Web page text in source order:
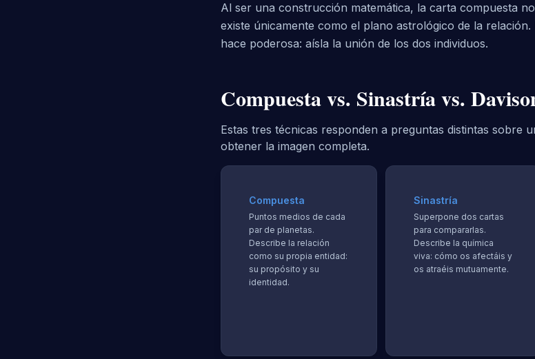
Al ser una construcción matemática, la carta compuesta
existe únicamente como el plano astrológico de la
hace poderosa: aísla la unión de los dos individuos.
Compuesta vs. Sinastría vs.
Estas tres técnicas responden a preguntas distintas sobre
obtener la imagen completa.
Compuesta
Puntos medios de cada
par de planetas.
Describe la relación
como su propia entidad:
su propósito y su
identidad.
Sinastría
Superpone dos cartas
para compararlas.
Describe la química
viva: cómo os afectáis y
os atraéis mutuamente.